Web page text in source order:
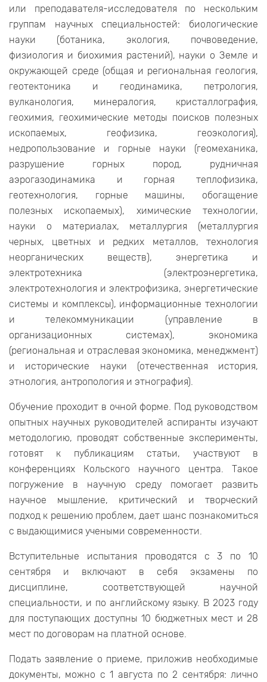
или преподавателя-исследователя по нескольким
группам научных специальностей: биологические
науки (ботаника, экология, почвоведение,
физиология и биохимия растений), науки о Земле и
окружающей среде (общая и региональная геология,
геотектоника и геодинамика, петрология,
вулканология, минералогия, кристаллография,
геохимия, геохимические методы поисков полезных
ископаемых, геофизика, геоэкология),
недропользование и горные науки (геомеханика,
разрушение горных пород, рудничная
аэрогазодинамика и горная теплофизика,
геотехнология, горные машины, обогащение
полезных ископаемых), химические технологии,
науки о материалах, металлургия (металлургия
черных, цветных и редких металлов, технология
неорганических веществ), энергетика и
электротехника (электроэнергетика,
электротехнология и электрофизика, энергетические
системы и комплексы), информационные технологии
и телекоммуникации (управление в
организационных системах), экономика
(региональная и отраслевая экономика, менеджмент)
и исторические науки (отечественная история,
этнология, антропология и этнография).
Обучение проходит в очной форме. Под руководством
опытных научных руководителей аспиранты изучают
методологию, проводят собственные эксперименты,
готовят к публикациям статьи, участвуют в
конференциях Кольского научного центра. Такое
погружение в научную среду помогает развить
научное мышление, критический и творческий
подход к решению проблем, дает шанс познакомиться
с выдающимися учеными современности.
Вступительные испытания проводятся с 3 по 10
сентября и включают в себя экзамены по
дисциплине, соответствующей научной
специальности, и по английскому языку. В 2023 году
для поступающих доступны 10 бюджетных мест и 28
мест по договорам на платной основе.
Подать заявление о приеме, приложив необходимые
документы, можно с 1 августа по 2 сентября: лично